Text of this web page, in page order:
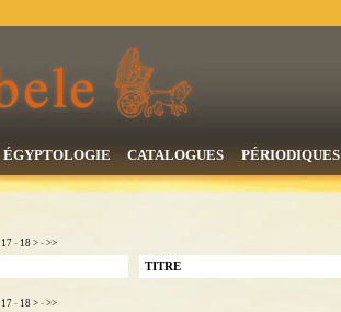
ÉGYPTOLOGIE CATALOGUES PÉRIODIQUES
17 - 18 > - >>
TITRE
17 - 18 > - >>